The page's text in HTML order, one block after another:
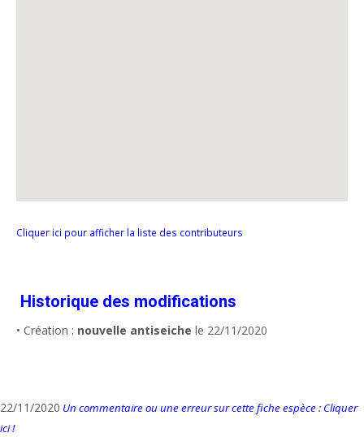
Cliquer ici pour afficher la liste des contributeurs
Historique des modifications
• Création : nouvelle antiseiche le 22/11/2020
22/11/2020 Un commentaire ou une erreur sur cette fiche espèce : Cliquer
ici !